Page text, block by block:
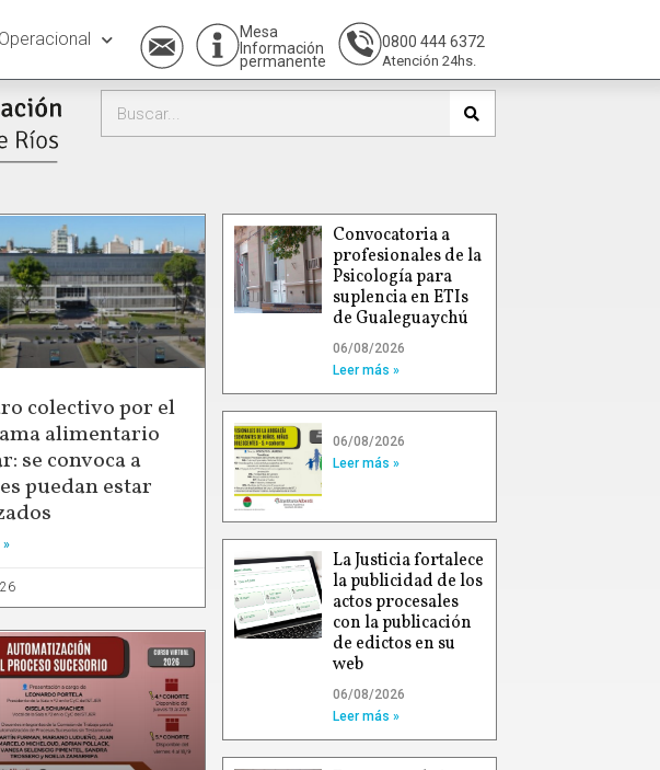
Operacional
Mesa
Información
permanente
0800 444 6372
Atención 24hs.
colectivo por el
alimentario
se convoca a
puedan estar
»
Convocatoria a
profesionales de la
Psicología para
suplencia en ETIs
de Gualeguaychú
06/08/2026
Leer más »
06/08/2026
Leer más »
La Justicia fortalece
la publicidad de los
actos procesales
con la publicación
de edictos en su
web
06/08/2026
Leer más »